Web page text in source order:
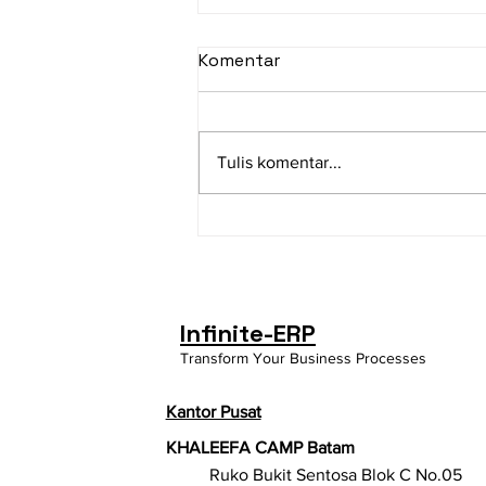
Komentar
Tulis komentar...
Infinite-ERP
Transform Your Business Processes
Kantor Pusat
KHALEEFA CAMP Batam
Ruko Bukit Sentosa Blok C No.05